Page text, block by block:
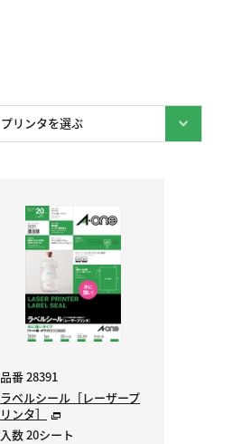
品番 28391
ラベルシール［レーザープ
リンタ］
入数 20シート